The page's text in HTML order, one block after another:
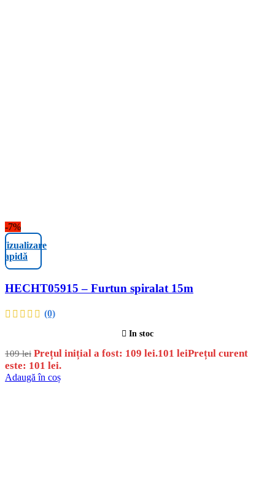
-7%
Vizualizare
rapidă
HECHT05915 – Furtun spiralat 15m
(0)
In stoc
109lei Prețul inițial a fost: 109 lei.101 leiPrețul curent
este: 101 lei.
Adaugă în coș